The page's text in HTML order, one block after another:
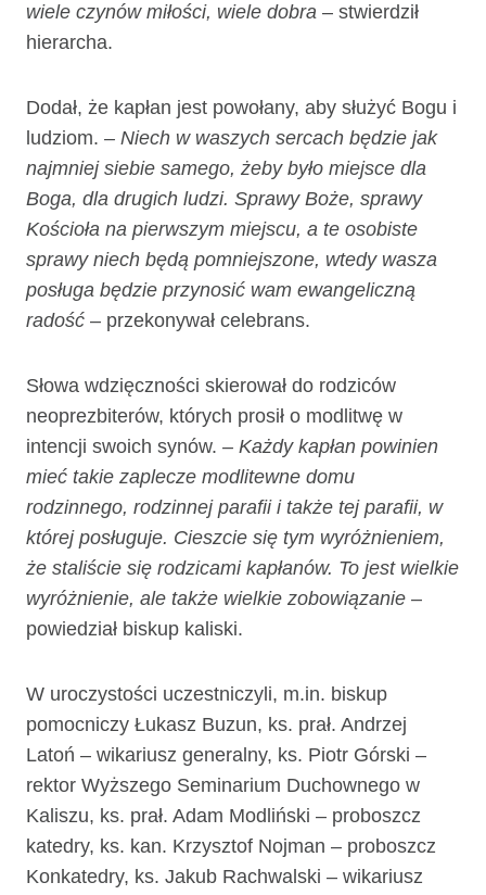
wiele czynów miłości, wiele dobra – stwierdził
hierarcha.
Dodał, że kapłan jest powołany, aby służyć Bogu i
ludziom. – Niech w waszych sercach będzie jak
najmniej siebie samego, żeby było miejsce dla
Boga, dla drugich ludzi. Sprawy Boże, sprawy
Kościoła na pierwszym miejscu, a te osobiste
sprawy niech będą pomniejszone, wtedy wasza
posługa będzie przynosić wam ewangeliczną
radość – przekonywał celebrans.
Słowa wdzięczności skierował do rodziców
neoprezbiterów, których prosił o modlitwę w
intencji swoich synów. – Każdy kapłan powinien
mieć takie zaplecze modlitewne domu
rodzinnego, rodzinnej parafii i także tej parafii, w
której posługuje. Cieszcie się tym wyróżnieniem,
że staliście się rodzicami kapłanów. To jest wielkie
wyróżnienie, ale także wielkie zobowiązanie –
powiedział biskup kaliski.
W uroczystości uczestniczyli, m.in. biskup
pomocniczy Łukasz Buzun, ks. prał. Andrzej
Latoń – wikariusz generalny, ks. Piotr Górski –
rektor Wyższego Seminarium Duchownego w
Kaliszu, ks. prał. Adam Modliński – proboszcz
katedry, ks. kan. Krzysztof Nojman – proboszcz
Konkatedry, ks. Jakub Rachwalski – wikariusz